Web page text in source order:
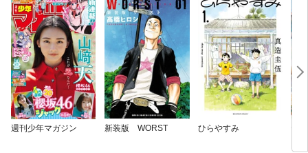
週刊少年マガジン 新装版 WORST ひらやすみ